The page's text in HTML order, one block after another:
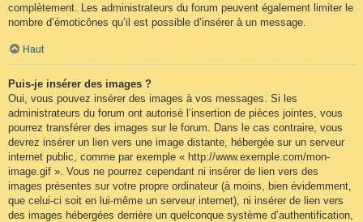
complètement. Les administrateurs du forum peuvent également limiter le
nombre d’émoticônes qu’il est possible d’insérer à un message.
Haut
Puis-je insérer des images ?
Oui, vous pouvez insérer des images à vos messages. Si les
administrateurs du forum ont autorisé l’insertion de pièces jointes, vous
pourrez transférer des images sur le forum. Dans le cas contraire, vous
devrez insérer un lien vers une image distante, hébergée sur un serveur
internet public, comme par exemple « http://www.exemple.com/mon-
image.gif ». Vous ne pourrez cependant ni insérer de lien vers des
images présentes sur votre propre ordinateur (à moins, bien évidemment,
que celui-ci soit en lui-même un serveur internet), ni insérer de lien vers
des images hébergées derrière un quelconque système d’authentification,